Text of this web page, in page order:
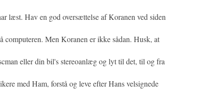
læst. Hav en god oversættelse af Koranen ved siden
computeren. Men Koranen er ikke sådan. Husk, at
eller din bil's stereoanlæg og lyt til det, til og fra
med Ham, forstå og leve efter Hans velsignede